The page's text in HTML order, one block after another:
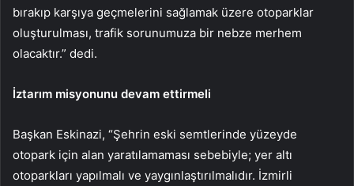
bırakıp karşıya geçmelerini sağlamak üzere otoparklar
oluşturulması, trafik sorunumuza bir nebze merhem
olacaktır.” dedi.
İztarım misyonunu devam ettirmeli
Başkan Eskinazi, “Şehrin eski semtlerinde yüzeyde
otopark için alan yaratılamaması sebebiyle; yer altı
otoparkları yapılmalı ve yaygınlaştırılmalıdır. İzmirli